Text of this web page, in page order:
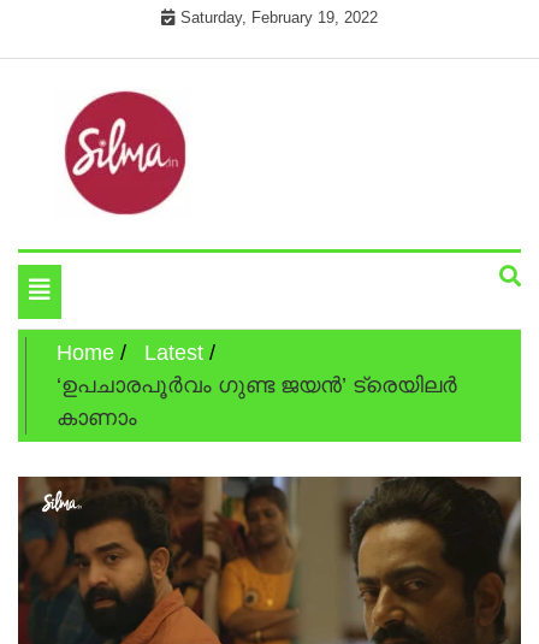
Saturday, February 19, 2022
Silma.in
Toggle
navigation
Home
Latest
‘ഉപചാരപൂർവം ഗുണ്ട ജയന്‍’ ട്രെയിലര്‍
കാണാം